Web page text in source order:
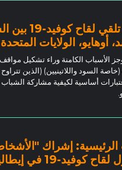
التردد في تلقي
أوهايو، الولايات المتحدة
أساسية لكيفية مشاركة
الرئيسية: إشراك
كوفيد-19 في إيطاليا